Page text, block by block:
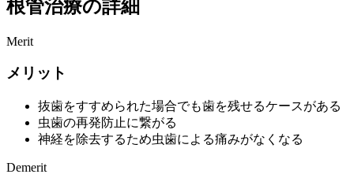
根管治療の詳細
Merit
メリット
抜歯をすすめられた場合でも歯を残せるケースがある
虫歯の再発防止に繋がる
神経を除去するため虫歯による痛みがなくなる
Demerit